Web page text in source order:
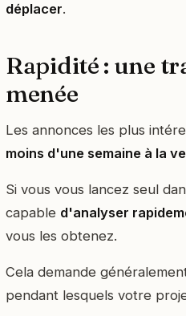
déplacer.
Rapidité : une
menée
Les annonces les plus
moins d'une semaine à la
Si vous vous lancez seul
capable d'analyser
vous les obtenez.
Cela demande
pendant lesquels votre